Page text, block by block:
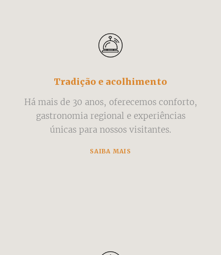
Tradição e acolhimento
Há mais de 30 anos, oferecemos conforto,
gastronomia regional e experiências
únicas para nossos visitantes.
SAIBA MAIS